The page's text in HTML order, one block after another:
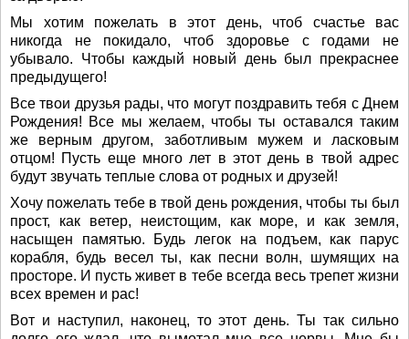
Мы хотим пожелать в этот день, чтоб счастье вас
никогда не покидало, чтоб здоровье с годами не
убывало. Чтобы каждый новый день был прекраснее
предыдущего!
Все твои друзья рады, что могут поздравить тебя с Днем
Рождения! Все мы желаем, чтобы ты оставался таким
же верным другом, заботливым мужем и ласковым
отцом! Пусть еще много лет в этот день в твой адрес
будут звучать теплые слова от родных и друзей!
Хочу пожелать тебе в твой день рождения, чтобы ты был
прост, как ветер, неистощим, как море, и как земля,
насыщен памятью. Будь легок на подъем, как парус
корабля, будь весел ты, как песни волн, шумящих на
просторе. И пусть живет в тебе всегда весь трепет жизни
всех времен и рас!
Вот и наступил, наконец, то этот день. Ты так сильно